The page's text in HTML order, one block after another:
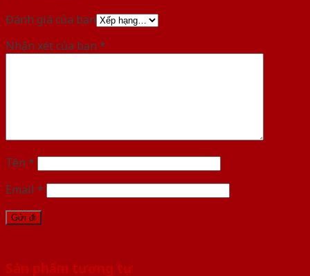
Đánh giá của bạn
Nhận xét của bạn *
Tên *
Email *
Sản phẩm tương tự